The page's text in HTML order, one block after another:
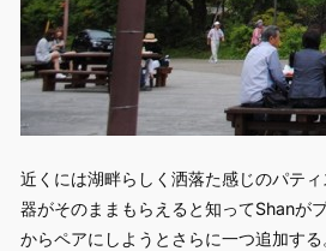
近くには湖畔らしく洒落た感じのパテ
器がそのままもらえると知ってShanが
からペアにしようとさらに一つ追加する